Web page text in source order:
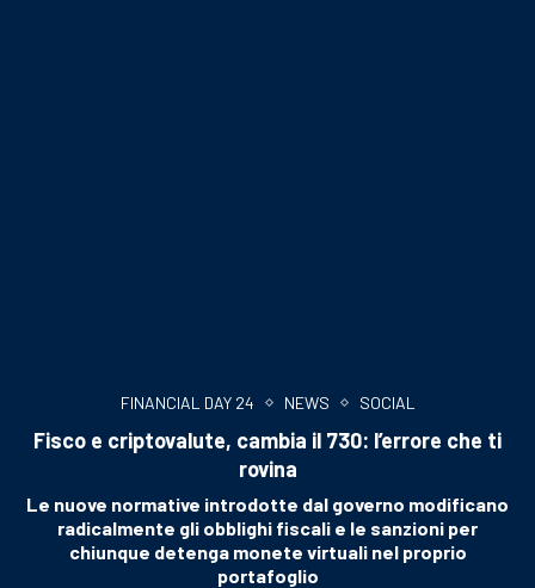
FINANCIAL DAY 24 NEWS SOCIAL
Fisco e criptovalute, cambia il 730: l’errore che ti
rovina
Le nuove normative introdotte dal governo modificano
radicalmente gli obblighi fiscali e le sanzioni per
chiunque detenga monete virtuali nel proprio
portafoglio